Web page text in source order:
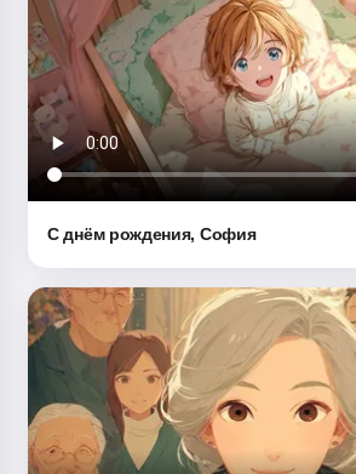
С днём рождения, София
🌟
Прочитать сказку
Условия использования